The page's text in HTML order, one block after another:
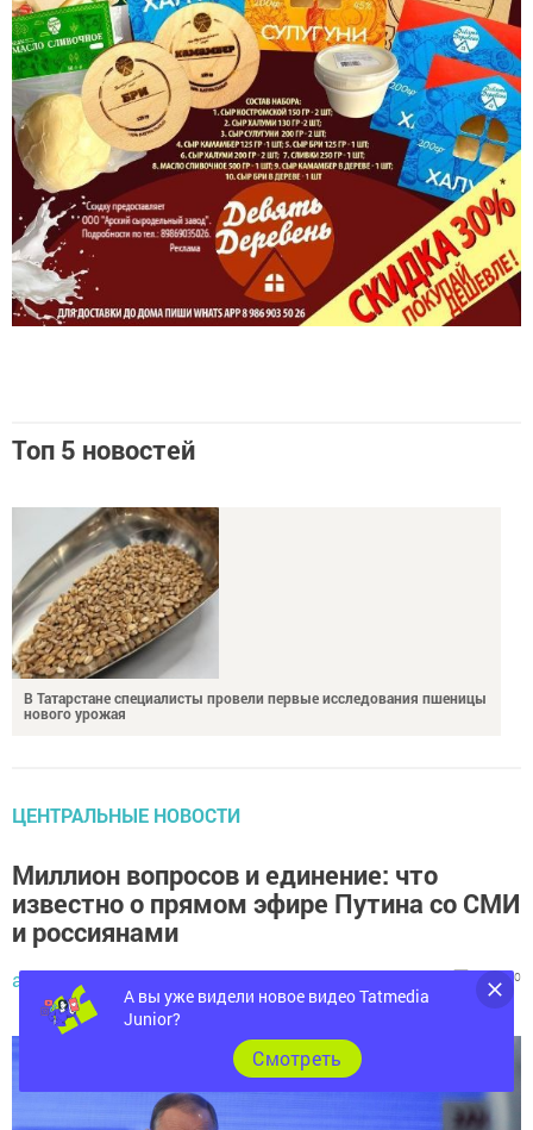
Топ 5 новостей
В Татарстане специалисты провели первые исследования пшеницы
нового урожая
Миллион вопросов и единение: что
известно о прямом эфире Путина со СМИ
и россиянами
А вы уже видели новое видео Tatmedia
Junior?
Cмотреть